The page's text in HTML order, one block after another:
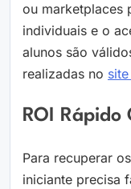
ou marketplaces
individuais e o
alunos são
realizadas no
ROI
Para recuperar
iniciante precisa